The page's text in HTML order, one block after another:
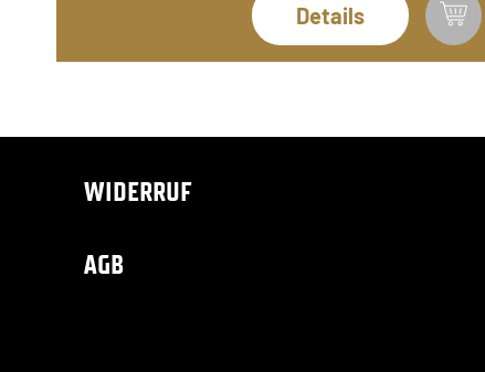
Details
WIDERRUF
AGB